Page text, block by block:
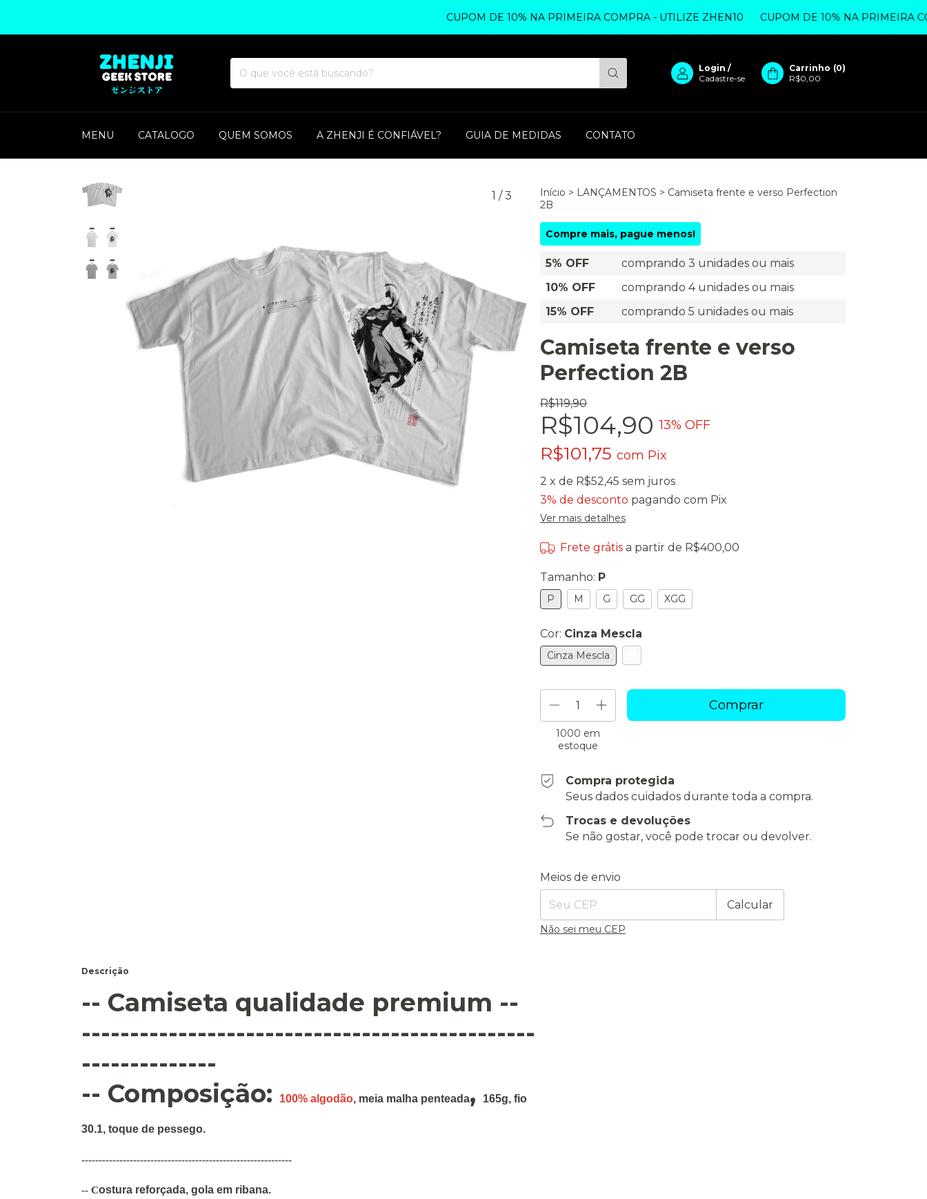
CUPOM DE 10% NA PRIMEIRA COMPRA - UTILIZE ZHEN10 CUPOM DE 10% NA PRIMEIRA
Login /
Cadastre-se
Carrinho (0)
R$0,00
MENU CATALOGO QUEM SOMOS A ZHENJI É CONFIÁVEL? GUIA DE MEDIDAS CONTATO
1 /3 Início > LANÇAMENTOS > Camiseta frente e verso Perfection
2B
Compre mais, pague menos!
5% OFF
comprando 3 unidades ou mais
10% OFF
comprando 4 unidades ou mais
15% OFF
comprando 5 unidades ou mais
Camiseta frente e verso
Perfection 2B
R$119,90
R$104,90 13% OFF
R$101,75 com Pix
2 x de R$52,45 sem juros
3% de desconto pagando com Pix
Ver mais detalhes
Frete grátis a partir de R$400,00
Tamanho: P
P M G GG XGG
Cor: Cinza Mescla
Cinza Mescla
1000 em
estoque
Compra protegida
Seus dados cuidados durante toda a compra.
Trocas e devoluções
Se não gostar, você pode trocar ou devolver.
Entregas para o CEP:
Meios de envio
Calcular
Não sei meu CEP
Descrição
-- Camiseta qualidade premium --
-----------------------------------------------
--------------
-- Composição:
100% algodão, meia malha penteada, 165g, fio
30.1, toque de pessego.
-------------------------------------------------------------
-- Costura reforçada, gola em ribana.